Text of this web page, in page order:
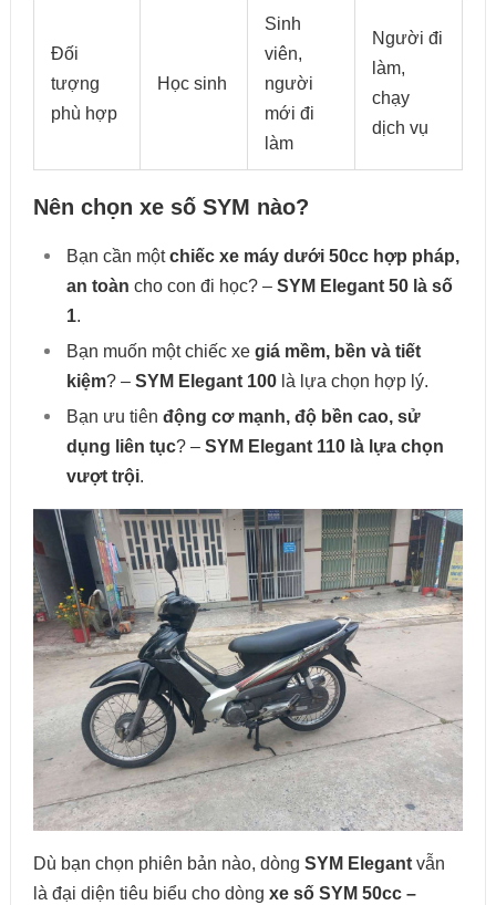
Đối
tượng
phù hợp
Học sinh
Sinh
viên,
người
mới đi
làm
Người đi
làm,
chạy
dịch vụ
Nên chọn xe số SYM nào?
Bạn cần mộtchiếc xe máy dưới 50cc hợp pháp,
an toàn cho con đi học? – SYM Elegant 50 là số
1.
Bạn muốn một chiếc xe giá mềm, bền và tiết
kiệm? – SYM Elegant 100là lựa chọn hợp lý.
Bạn ưu tiên động cơ mạnh, độ bền cao, sử
dụng liên tục? – SYM Elegant 110 là lựa chọn
vượt trội.
Dù bạn chọn phiên bản nào, dòng SYM Elegantvẫn
là đại diện tiêu biểu cho dòng xe số SYM 50cc –